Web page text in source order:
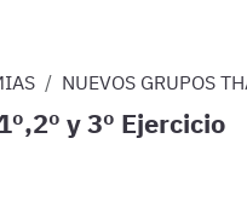
NUEVOS GRUPOS
y 3º Ejercicio